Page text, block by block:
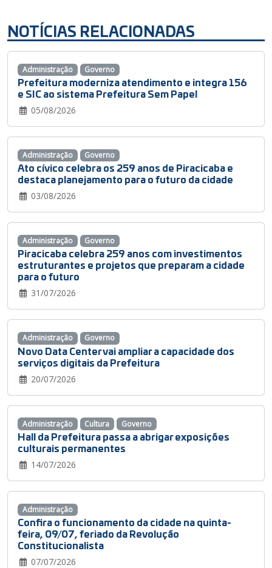
NOTÍCIAS RELACIONADAS
Prefeitura moderniza atendimento e integra 156
e SIC ao sistema Prefeitura Sem Papel
05/08/2026
Administração Governo
Ato cívico celebra os 259 anos de Piracicaba e
destaca planejamento para o futuro da cidade
03/08/2026
Administração Governo
Piracicaba celebra 259 anos com investimentos
estruturantes e projetos que preparam a cidade
para o futuro
31/07/2026
Administração Governo
Novo Data Center vai ampliar a capacidade dos
serviços digitais da Prefeitura
20/07/2026
Administração Governo
Hall da Prefeitura passa a abrigar exposições
culturais permanentes
14/07/2026
Administração Cultura Governo
Confira o funcionamento da cidade na quinta-
feira, 09/07, feriado da Revolução
Constitucionalista
07/07/2026
Administração